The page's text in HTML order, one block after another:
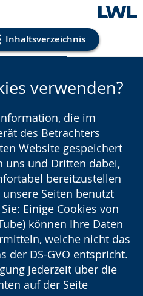
Inhaltsverzeichnis
verwenden?
die im
des Betrachters
Website gespeichert
uns und Dritten dabei,
bereitzustellen
Seiten benutzt
Einige Cookies von
können Ihre Daten
welche nicht das
der DS-GVO entspricht.
jederzeit über die
auf der Seite